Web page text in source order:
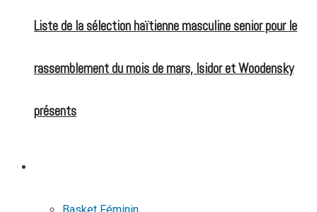
Liste de la sélection haïtienne masculine senior pour le
rassemblement du mois de mars, Isidor et Woodensky
présents